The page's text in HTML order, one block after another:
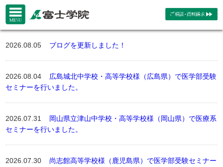
2026.08.05 ブログを更新しました！
2026.08.04 広島城北中学校・高等学校様（広島県）で医学部受験
セミナーを行いました。
2026.07.31 岡山県立津山中学校・高等学校様（岡山県）で医療系
セミナーを行いました。
2026.07.30 尚志館高等学校様（鹿児島県）で医学部受験セミナー